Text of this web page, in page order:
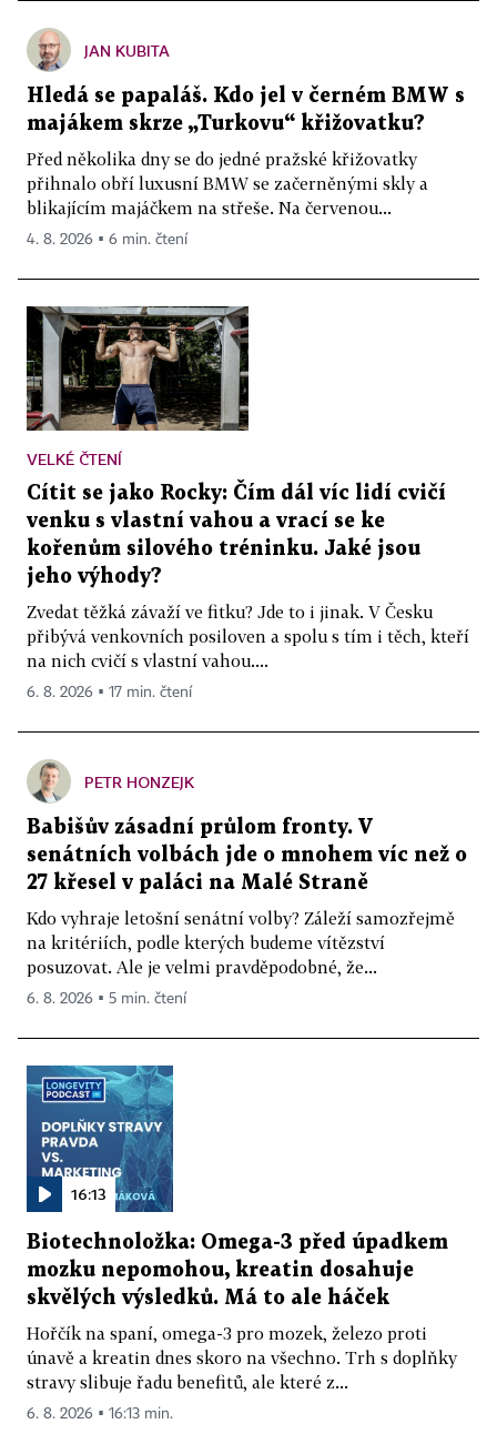
JAN KUBITA
Hledá se papaláš. Kdo jel v černém BMW s
majákem skrze „Turkovu“ křižovatku?
Před několika dny se do jedné pražské křižovatky
přihnalo obří luxusní BMW se začerněnými skly a
blikajícím majáčkem na střeše. Na červenou...
4. 8. 2026 ▪ 6 min. čtení
VELKÉ ČTENÍ
Cítit se jako Rocky: Čím dál víc lidí cvičí
venku s vlastní vahou a vrací se ke
kořenům silového tréninku. Jaké jsou
jeho výhody?
Zvedat těžká závaží ve fitku? Jde to i jinak. V Česku
přibývá venkovních posiloven a spolu s tím i těch, kteří
na nich cvičí s vlastní vahou....
6. 8. 2026 ▪ 17 min. čtení
PETR HONZEJK
Babišův zásadní průlom fronty. V
senátních volbách jde o mnohem víc než o
27 křesel v paláci na Malé Straně
Kdo vyhraje letošní senátní volby? Záleží samozřejmě
na kritériích, podle kterých budeme vítězství
posuzovat. Ale je velmi pravděpodobné, že...
6. 8. 2026 ▪ 5 min. čtení
16:13
Biotechnoložka: Omega-3 před úpadkem
mozku nepomohou, kreatin dosahuje
skvělých výsledků. Má to ale háček
Hořčík na spaní, omega-3 pro mozek, železo proti
únavě a kreatin dnes skoro na všechno. Trh s doplňky
stravy slibuje řadu benefitů, ale které z...
6. 8. 2026 ▪ 16:13 min.